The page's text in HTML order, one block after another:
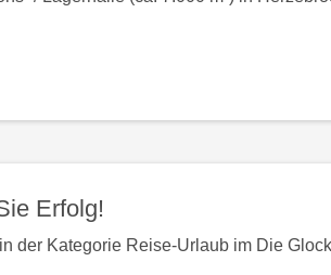
Erfolg!
der Kategorie Reise-Urlaub im Die